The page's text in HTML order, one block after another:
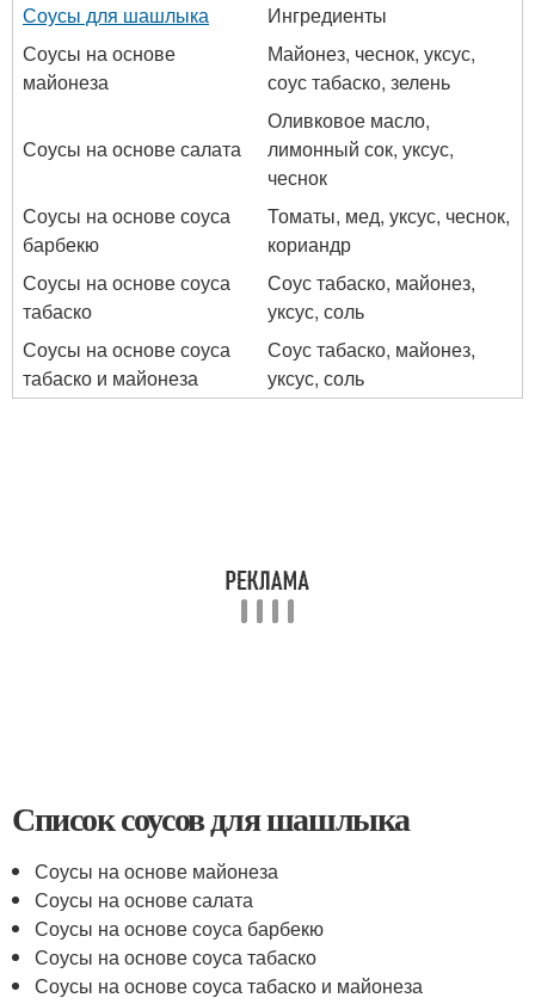
Соусы для шашлыка
Ингредиенты
Соусы на основе
майонеза
Майонез, чеснок, уксус,
соус табаско, зелень
Соусы на основе салата
Оливковое масло,
лимонный сок, уксус,
чеснок
Соусы на основе соуса
барбекю
Томаты, мед, уксус, чеснок,
кориандр
Соусы на основе соуса
табаско
Соус табаско, майонез,
уксус, соль
Соусы на основе соуса
табаско и майонеза
Соус табаско, майонез,
уксус, соль
Список соусов для шашлыка
Соусы на основе майонеза
Соусы на основе салата
Соусы на основе соуса барбекю
Соусы на основе соуса табаско
Соусы на основе соуса табаско и майонеза